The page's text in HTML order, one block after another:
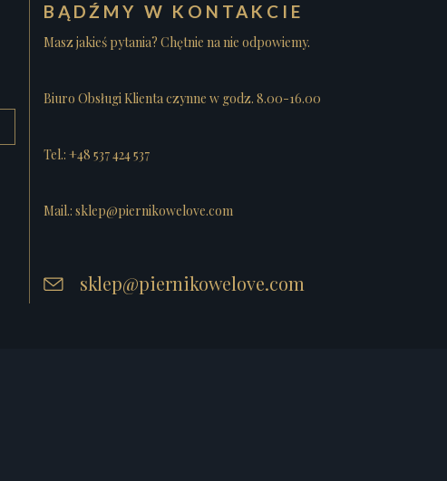
BĄDŹMY W KONTAKCIE
Masz jakieś pytania? Chętnie na nie odpowiemy.
Biuro Obsługi Klienta czynne w godz. 8.00-16.00
Tel.: +48 537 424 537
Mail.: sklep@piernikowelove.com
sklep@piernikowelove.com